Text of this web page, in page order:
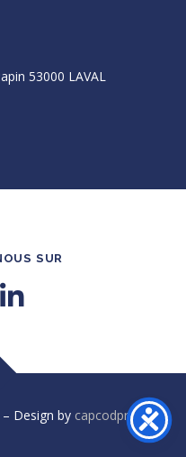
53000 LAVAL
SUR
– Design by capcodproject